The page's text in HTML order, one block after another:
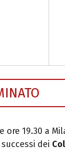
ore 19.30 a
dei